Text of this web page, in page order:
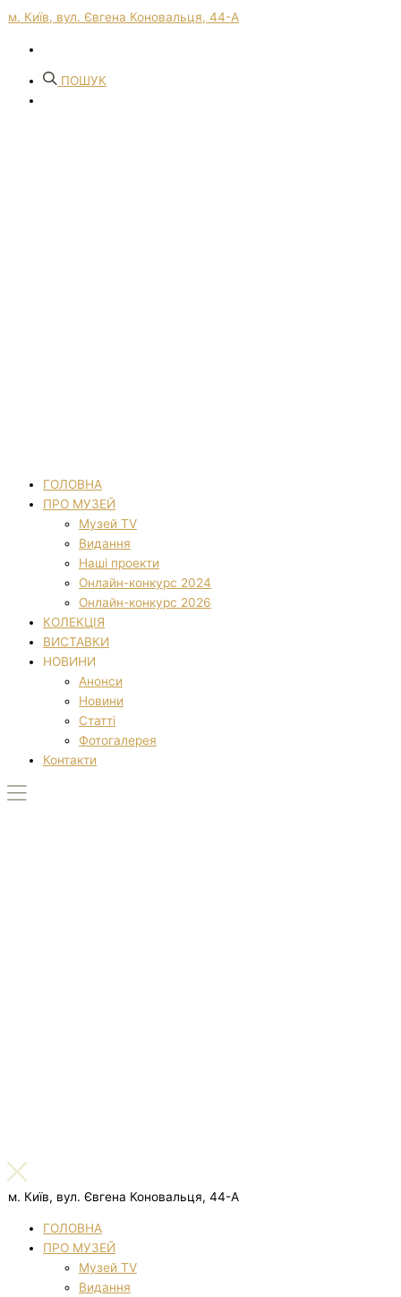
м. Київ, вул. Євгена Коновальця, 44-А
ПОШУК
ГОЛОВНА
ПРО МУЗЕЙ
Музей TV
Видання
Наші проекти
Онлайн-конкурс 2024
Онлайн-конкурс 2026
КОЛЕКЦІЯ
ВИСТАВКИ
НОВИНИ
Анонси
Новини
Статті
Фотогалерея
Контакти
м. Київ, вул. Євгена Коновальця, 44-А
ГОЛОВНА
ПРО МУЗЕЙ
Музей TV
Видання